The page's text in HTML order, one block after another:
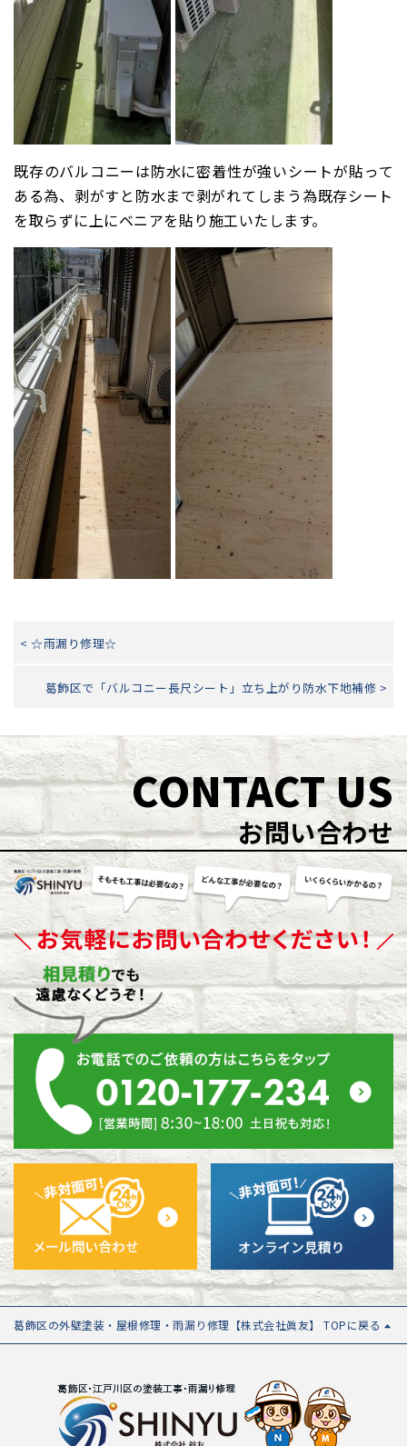
既存のバルコニーは防水に密着性が強いシートが貼って
ある為、剥がすと防水まで剥がれてしまう為既存シート
を取らずに上にベニアを貼り施工いたします。
< ☆雨漏り修理☆
葛飾区で「バルコニー長尺シート」立ち上がり防水下地補修 >
CONTACT US
お問い合わせ
葛飾区の外壁塗装・屋根修理・雨漏り修理【株式会社眞友】 TOPに戻る